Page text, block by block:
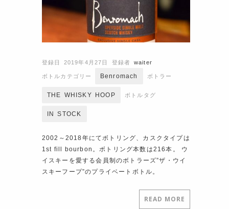
登録日 2019年4月27日 登録者 waiter
ボトルカテゴリー Benromach ボトラー
THE WHISKY HOOP ボトルタグ
IN STOCK
2002～2018年にてボトリング、カスクタイプは
1st fill bourbon。ボトリング本数は216本。 ウ
イスキーを愛する会員制のボトラーズ”ザ・ウイ
スキーフープ”のプライベートボトル。
READ MORE